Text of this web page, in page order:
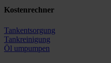
Kostenrechner
Tankentsorgung
Tankreinigung
Öl umpumpen